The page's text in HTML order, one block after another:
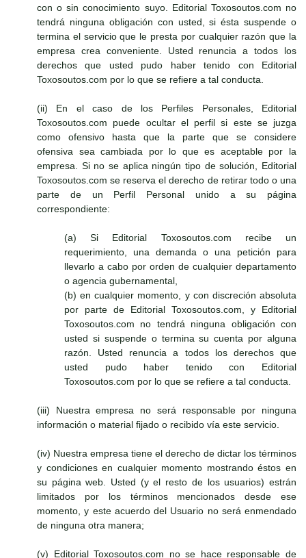
con o sin conocimiento suyo. Editorial Toxosoutos.com no
tendrá ninguna obligación con usted, si ésta suspende o
termina el servicio que le presta por cualquier razón que la
empresa crea conveniente. Usted renuncia a todos los
derechos que usted pudo haber tenido con Editorial
Toxosoutos.com por lo que se refiere a tal conducta.
(ii) En el caso de los Perfiles Personales, Editorial
Toxosoutos.com puede ocultar el perfil si este se juzga
como ofensivo hasta que la parte que se considere
ofensiva sea cambiada por lo que es aceptable por la
empresa. Si no se aplica ningún tipo de solución, Editorial
Toxosoutos.com se reserva el derecho de retirar todo o una
parte de un Perfil Personal unido a su página
correspondiente:
(a) Si Editorial Toxosoutos.com recibe un
requerimiento, una demanda o una petición para
llevarlo a cabo por orden de cualquier departamento
o agencia gubernamental,
(b) en cualquier momento, y con discreción absoluta
por parte de Editorial Toxosoutos.com, y Editorial
Toxosoutos.com no tendrá ninguna obligación con
usted si suspende o termina su cuenta por alguna
razón. Usted renuncia a todos los derechos que
usted pudo haber tenido con Editorial
Toxosoutos.com por lo que se refiere a tal conducta.
(iii) Nuestra empresa no será responsable por ninguna
información o material fijado o recibido vía este servicio.
(iv) Nuestra empresa tiene el derecho de dictar los términos
y condiciones en cualquier momento mostrando éstos en
su página web. Usted (y el resto de los usuarios) estrán
limitados por los términos mencionados desde ese
momento, y este acuerdo del Usuario no será enmendado
de ninguna otra manera;
(v) Editorial Toxosoutos.com no se hace responsable de